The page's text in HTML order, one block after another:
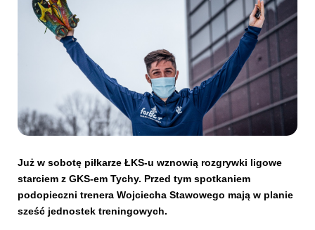
SKLEP KUP BILET
Już w sobotę piłkarze ŁKS-u wznowią rozgrywki ligowe
starciem z GKS-em Tychy. Przed tym spotkaniem
podopieczni trenera Wojciecha Stawowego mają w planie
sześć jednostek treningowych.